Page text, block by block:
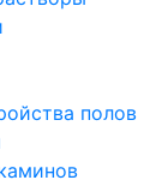
полов